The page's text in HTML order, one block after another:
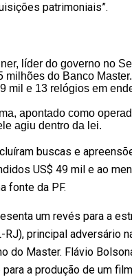
patrimoniais”.
líder do governo no
milhões do Banco Master.
mil e 13 relógios em
apontado como
agiu dentro da lei.
buscas e
US$ 49 mil e ao
fonte da PF.
um revés para a
principal adversário
do Master. Flávio
a produção de um